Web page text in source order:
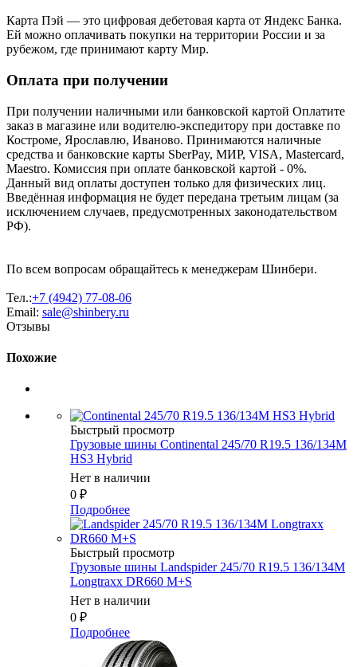
Карта Пэй — это цифровая дебетовая карта от Яндекс Банка.
Ей можно оплачивать покупки на территории России и за
рубежом, где принимают карту Мир.
Оплата при получении
При получении наличными или банковской картой Оплатите
заказ в магазине или водителю-экспедитору при доставке по
Костроме, Ярославлю, Иваново. Принимаются наличные
средства и банковские карты SberPay, МИР, VISA, Mastercard,
Maestro. Комиссия при оплате банковской картой - 0%.
Данный вид оплаты доступен только для физических лиц.
Введённая информация не будет передана третьим лицам (за
исключением случаев, предусмотренных законодательством
РФ).
По всем вопросам обращайтесь к менеджерам Шинбери.
Тел.:+7 (4942) 77-08-06
Email: sale@shinbery.ru
Отзывы
Похожие
Быстрый просмотр
Грузовые шины Continental 245/70 R19.5 136/134M
HS3 Hybrid
Нет в наличии
0 ₽
Подробнее
Быстрый просмотр
Грузовые шины Landspider 245/70 R19.5 136/134M
Longtraxx DR660 M+S
Нет в наличии
0 ₽
Подробнее